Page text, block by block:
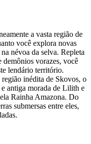
a vasta região de
você explora novas
névoa da selva. Repleta
demônios vorazes, você
lendário território.
inédita de Skovos, o
antiga morada de Lilith e
Rainha Amazona. Do
submersas entre eles,